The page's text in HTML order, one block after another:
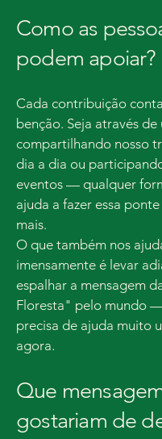
Como as
podem apoiar?
Cada contribuição
benção. Seja através
compartilhando nosso
dia a dia ou
eventos — qualquer
ajuda a fazer essa
mais.
O que também nos
imensamente é levar
espalhar a mensagem
Floresta" pelo mundo
precisa de ajuda muito
agora.
Que
gostariam de